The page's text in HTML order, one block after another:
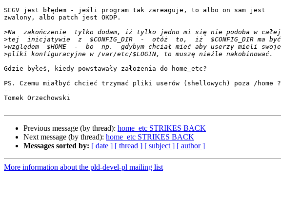
SEGV jest błędem - jeśli program tak zareaguje, to albo on sam jest
zwalony, albo patch jest OKDP.
>
>
>
>
Gdzie byłeś, kiedy powstawały założenia do home_etc?
PS. Czemu miałbyć chcieć trzymać pliki userów (shellowych) poza /home ?
--
Tomek Orzechowski
Previous message (by thread): home_etc STRIKES BACK
Next message (by thread): home_etc STRIKES BACK
Messages sorted by: [ date ] [ thread ] [ subject ] [ author ]
More information about the pld-devel-pl mailing list